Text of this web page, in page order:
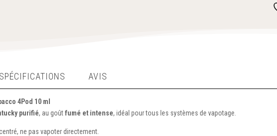
SPÉCIFICATIONS AVIS
4Pod 10 ml
purifié, au goûtfumé et intense, idéal pour tous les systèmes de vapotage.
ne pas vapoter directement.